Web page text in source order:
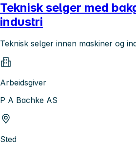
Teknisk selger med
industri
Teknisk selger innen maskiner og
Arbeidsgiver
P A Bachke AS
Sted